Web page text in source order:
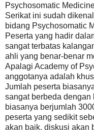
Psychosomatic
Serikat ini sudah
bidang Psychosomatic
Peserta yang hadir
sangat terbatas
ahli yang benar-benar
Apalagi Academy of
anggotanya adalah
Jumlah peserta
sangat berbeda
biasanya berjumlah
peserta yang sedikit
akan baik, diskusi akan